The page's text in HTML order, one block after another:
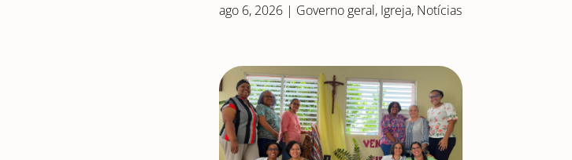
ago 6, 2026| Governo geral, Igreja, Notícias